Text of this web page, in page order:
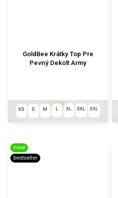
GoldBee Krátky Top Pre
Pevný Dekolt Army
€69
XS S M L XL XXL 3XL
nové
bestseller